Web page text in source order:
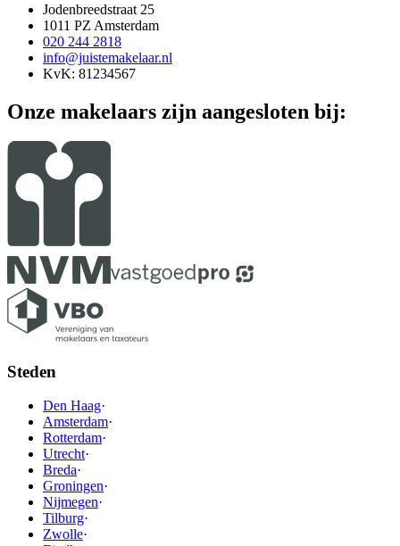
Jodenbreedstraat 25
1011 PZ Amsterdam
020 244 2818
info@juistemakelaar.nl
KvK: 81234567
Onze makelaars zijn aangesloten bij:
Steden
Den Haag·
Amsterdam·
Rotterdam·
Utrecht·
Breda·
Groningen·
Nijmegen·
Tilburg·
Zwolle·